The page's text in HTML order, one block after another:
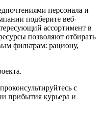
персонала и
подберите веб-
ассортимент в
позволяют отбирать
фильтрам: рациону,
с
прибытия курьера и